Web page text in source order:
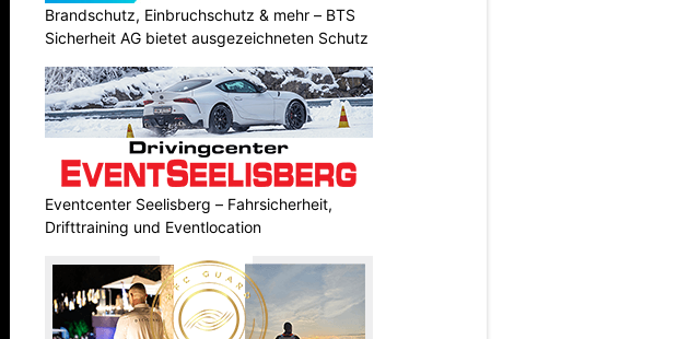
Brandschutz, Einbruchschutz & mehr – BTS
Sicherheit AG bietet ausgezeichneten Schutz
Eventcenter Seelisberg – Fahrsicherheit,
Drifttraining und Eventlocation